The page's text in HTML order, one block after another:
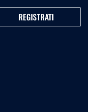
REGISTRATI